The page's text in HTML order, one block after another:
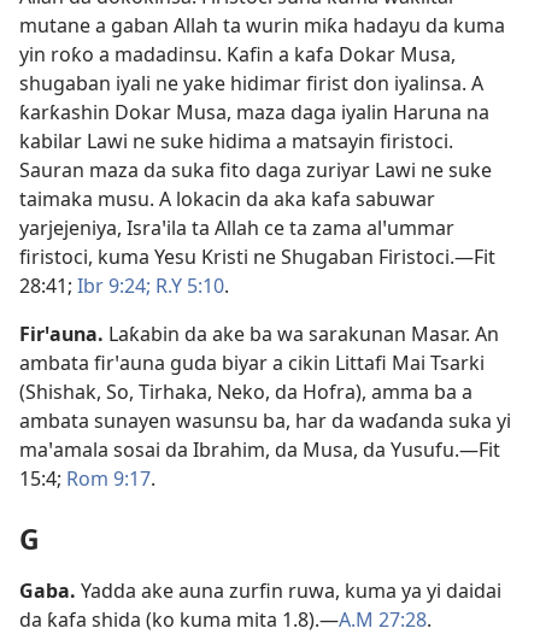
mutane a gaban Allah ta wurin miƙa hadayu da kuma
yin roƙo a madadinsu. Kafin a kafa Dokar Musa,
shugaban iyali ne yake hidimar firist don iyalinsa. A
ƙarƙashin Dokar Musa, maza daga iyalin Haruna na
kabilar Lawi ne suke hidima a matsayin firistoci.
Sauran maza da suka fito daga zuriyar Lawi ne suke
taimaka musu. A lokacin da aka kafa sabuwar
yarjejeniya, Israꞌila ta Allah ce ta zama alꞌummar
firistoci, kuma Yesu Kristi ne Shugaban Firistoci.​—Fit
28:41; Ibr 9:24; R.Y 5:10.
Firꞌauna. Laƙabin da ake ba wa sarakunan Masar. An
ambata firꞌauna guda biyar a cikin Littafi Mai Tsarki
(Shishak, So, Tirhaka, Neko, da Hofra), amma ba a
ambata sunayen wasunsu ba, har da waɗanda suka yi
maꞌamala sosai da Ibrahim, da Musa, da Yusufu.​—Fit
15:4; Rom 9:17.
G
Gaba. Yadda ake auna zurfin ruwa, kuma ya yi daidai
da ƙafa shida (ko kuma mita 1.8).​—A.M 27:28.